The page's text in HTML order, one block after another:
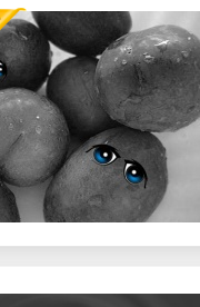
Favorit